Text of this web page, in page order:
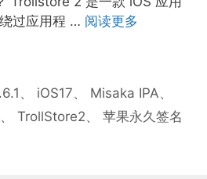
过应用程 … 阅读更多
、 iOS17、 Misaka IPA、
、 TrollStore2、 苹果永久签名